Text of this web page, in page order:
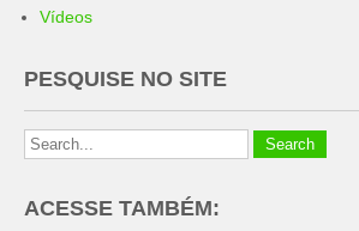
Vídeos
PESQUISE NO SITE
ACESSE TAMBÉM: